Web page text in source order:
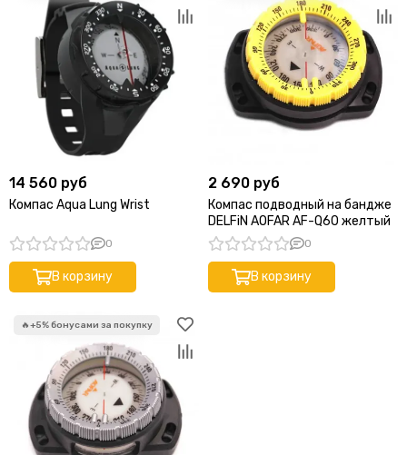
14 560 руб
Компас Aqua Lung Wrist
0
В корзину
2 690 руб
Компас подводный на бандже
DELFiN AOFAR AF-Q60 желтый
0
В корзину